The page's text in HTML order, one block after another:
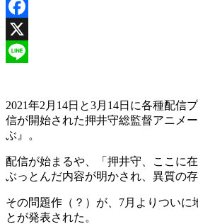
Facebook
X
2021年2月14日と3月14日に各種配信
信が開始された押井守総監督アニメ
ぶ』。
配信が始まるや、「押井守、ここに
ぶっとんだ内容が明かされ、異質の
その問題作（？）が、7月よりついに
とが発表された。